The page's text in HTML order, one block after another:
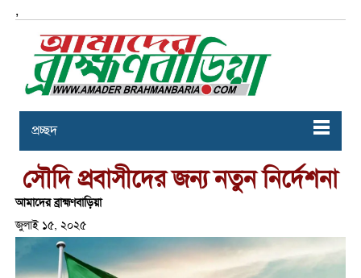
,
প্রচ্ছদ
সৌদি প্রবাসীদের জন্য নতুন নির্দেশনা
আমাদের ব্রাহ্মণবাড়িয়া
জুলাই ১৫, ২০২৫